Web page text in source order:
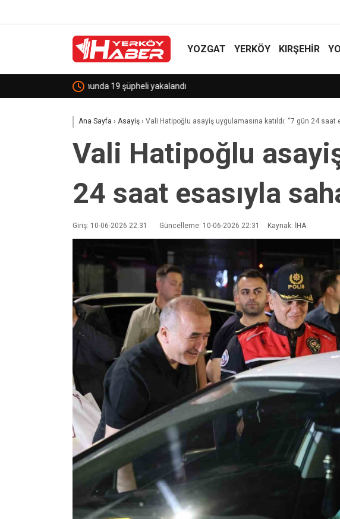
YOZGAT YERKÖY KIRŞEHİR
Sekili Köyü’ne Okul Müjdesi!
Ana Sayfa › Asayiş › Vali Hatipoğlu asayiş uygulamasına katıldı: “7 gün 24 saat
Vali Hatipoğlu
24 saat esasıyla
Giriş: 10-06-2026 22:31 Güncelleme: 10-06-2026 22:31 Kaynak: İHA